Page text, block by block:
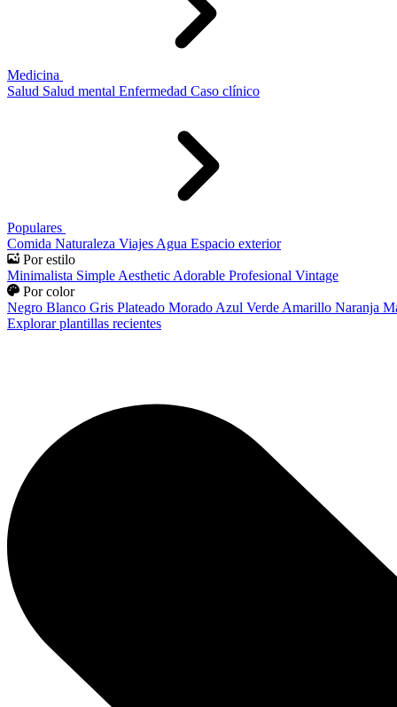
Medicina
Salud Salud mental Enfermedad Caso clínico
Populares
Comida Naturaleza Viajes Agua Espacio exterior
Por estilo
Minimalista Simple Aesthetic Adorable Profesional Vintage
Por color
Negro Blanco Gris Plateado Morado Azul Verde Amarillo Naranja
Explorar plantillas recientes